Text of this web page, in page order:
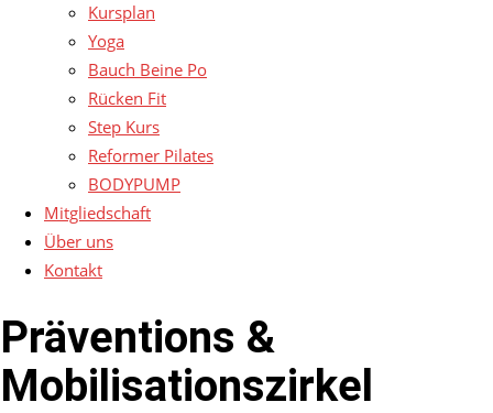
Kursplan
Yoga
Bauch Beine Po
Rücken Fit
Step Kurs
Reformer Pilates
BODYPUMP
Mitgliedschaft
Über uns
Kontakt
Präventions &
Mobilisationszirkel